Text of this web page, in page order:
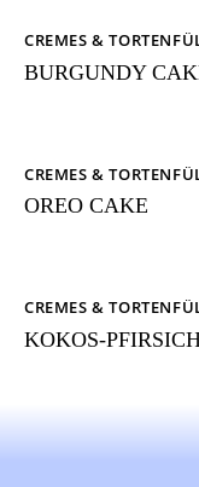
CREMES &
BURGUNDY
CREMES &
OREO CAKE
CREMES &
KOKOS-